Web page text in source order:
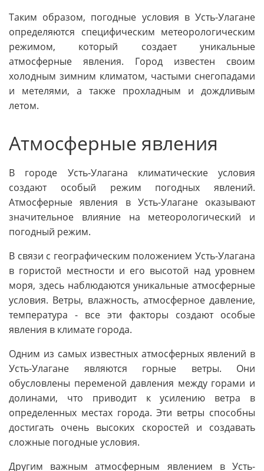
Таким образом, погодные условия в Усть-Улагане
определяются специфическим метеорологическим
режимом, который создает уникальные
атмосферные явления. Город известен своим
холодным зимним климатом, частыми снегопадами
и метелями, а также прохладным и дождливым
летом.
Атмосферные явления
В городе Усть-Улагана климатические условия
создают особый режим погодных явлений.
Атмосферные явления в Усть-Улагане оказывают
значительное влияние на метеорологический и
погодный режим.
В связи с географическим положением Усть-Улагана
в гористой местности и его высотой над уровнем
моря, здесь наблюдаются уникальные атмосферные
условия. Ветры, влажность, атмосферное давление,
температура - все эти факторы создают особые
явления в климате города.
Одним из самых известных атмосферных явлений в
Усть-Улагане являются горные ветры. Они
обусловлены переменой давления между горами и
долинами, что приводит к усилению ветра в
определенных местах города. Эти ветры способны
достигать очень высоких скоростей и создавать
сложные погодные условия.
Другим важным атмосферным явлением в Усть-